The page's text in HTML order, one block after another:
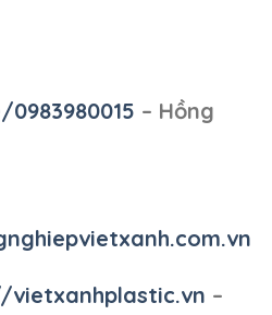
– Hồng
–